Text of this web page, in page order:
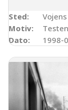
Sted:
Vojens
Motiv:
Dato:
1998-